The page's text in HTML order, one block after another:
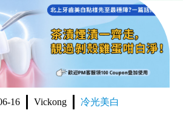
news
16 Vickong 冷光美白